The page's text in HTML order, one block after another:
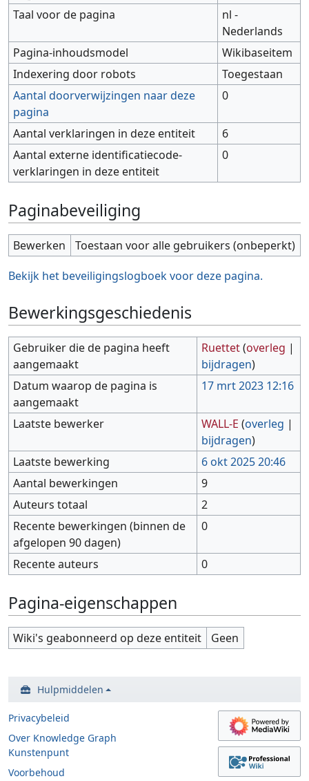
Taal voor de pagina
nl -
Nederlands
Pagina-inhoudsmodel
Wikibaseitem
Indexering door robots
Toegestaan
Aantal doorverwijzingen naar deze
pagina
0
Aantal verklaringen in deze entiteit
6
Aantal externe identificatiecode-
verklaringen in deze entiteit
0
Paginabeveiliging
Bewerken
Toestaan voor alle gebruikers (onbeperkt)
Bekijk het beveiligingslogboek voor deze pagina.
Bewerkingsgeschiedenis
Gebruiker die de pagina heeft
aangemaakt
Ruettet(overleg |
bijdragen)
Datum waarop de pagina is
aangemaakt
17 mrt 2023 12:16
Laatste bewerker WALL-E (overleg |
bijdragen)
Laatste bewerking
6 okt 2025 20:46
Aantal bewerkingen
9
Auteurs totaal
2
Recente bewerkingen (binnen de
afgelopen 90 dagen)
0
Recente auteurs 0
Pagina-eigenschappen
Wiki's geabonneerd op deze entiteit Geen
Hulpmiddelen
Privacybeleid
Over Knowledge Graph
Kunstenpunt
Voorbehoud